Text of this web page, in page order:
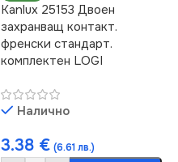
Kanlux 25153 Двоен
захранващ контакт.
френски стандарт.
комплектен LOGI
Налично
3.38 € (6.61 лв.)